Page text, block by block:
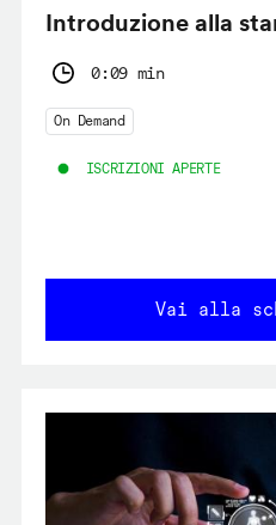
Introduzione alla
0:09 min
On Demand
ISCRIZIONI APERTE
Vai alla